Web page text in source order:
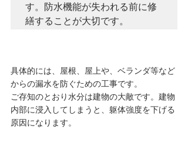
す。防水機能が失われる前に修
具体的には、屋根、屋上や、ベランダ等など
からの漏水を防ぐための工事です。
ご存知のとおり水分は建物の大敵です。建物
内部に浸入してしまうと、躯体強度を下げる
原因になります。